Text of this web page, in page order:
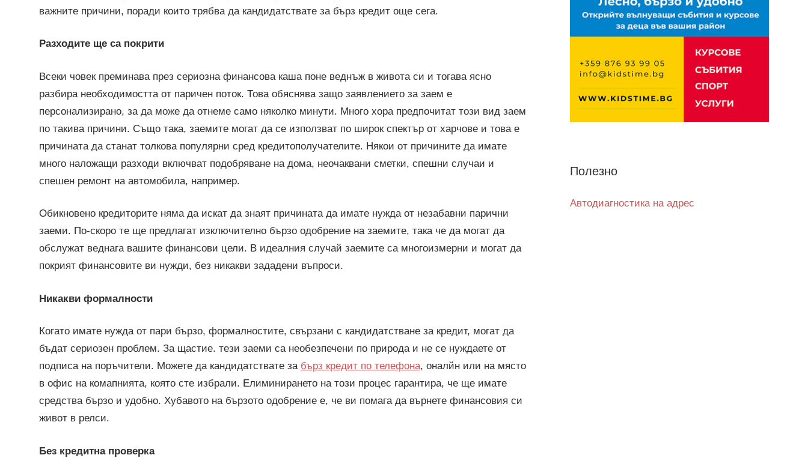
важните причини, поради които трябва да кандидатствате за бърз кредит още сега.
Разходите ще са покрити
Всеки човек преминава през сериозна финансова каша поне веднъж в живота си и тогава ясно
разбира необходимостта от паричен поток. Това обяснява защо заявлението за заем е
персонализирано, за да може да отнеме само няколко минути. Много хора предпочитат този вид заем
по такива причини. Също така, заемите могат да се използват по широк спектър от харчове и това е
причината да станат толкова популярни сред кредитополучателите. Някои от причините да имате
много наложащи разходи включват подобряване на дома, неочаквани сметки, спешни случаи и
спешен ремонт на автомобила, например.
Обикновено кредиторите няма да искат да знаят причината да имате нужда от незабавни парични
заеми. По-скоро те ще предлагат изключително бързо одобрение на заемите, така че да могат да
обслужат веднага вашите финансови цели. В идеалния случай заемите са многоизмерни и могат да
покрият финансовите ви нужди, без никакви зададени въпроси.
Никакви формалности
Когато имате нужда от пари бързо, формалностите, свързани с кандидатстване за кредит, могат да
бъдат сериозен проблем. За щастие. тези заеми са необезпечени по природа и не се нуждаете от
подписа на поръчители. Можете да кандидатствате за бърз кредит по телефона, оналйн или на място
в офис на комапнията, която сте избрали. Елиминирането на този процес гарантира, че ще имате
средства бързо и удобно. Хубавото на бързото одобрение е, че ви помага да върнете финансовия си
живот в релси.
Без кредитна проверка
Полезно
Автодиагностика на адрес